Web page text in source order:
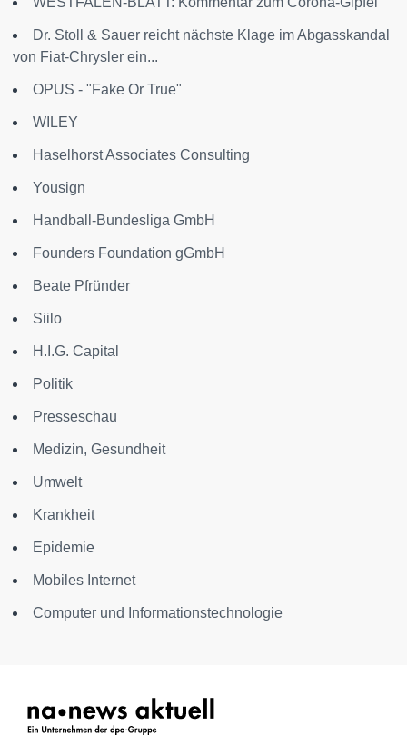
Dr. Stoll & Sauer reicht nächste Klage im Abgasskandal
von Fiat-Chrysler ein...
OPUS - "Fake Or True"
WILEY
Haselhorst Associates Consulting
Yousign
Handball-Bundesliga GmbH
Founders Foundation gGmbH
Beate Pfründer
Siilo
H.I.G. Capital
Politik
Presseschau
Medizin, Gesundheit
Umwelt
Krankheit
Epidemie
Mobiles Internet
Computer und Informationstechnologie